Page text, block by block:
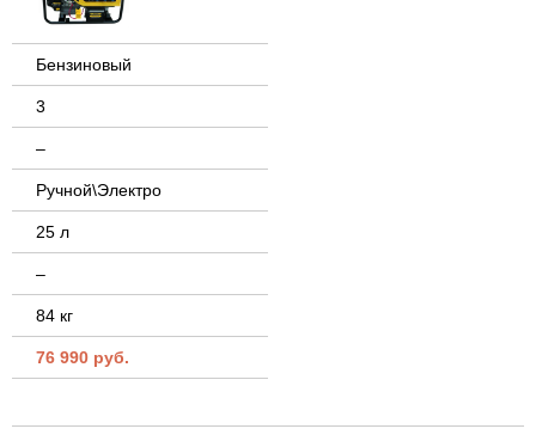
Бензиновый
3
–
Ручной\Электро
25 л
–
84 кг
76 990 руб.